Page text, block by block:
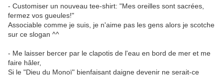
- Customiser un nouveau tee-shirt: "Mes oreilles sont sacrées,
fermez vos gueules!"
Associable comme je suis, je n'aime pas les gens alors je scotche
sur ce slogan ^^
- Me laisser bercer par le clapotis de l'eau en bord de mer et me
faire hâler,
Si le "Dieu du Monoï" bienfaisant daigne devenir ne serait-ce